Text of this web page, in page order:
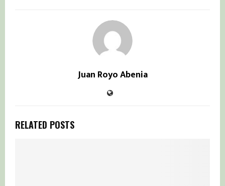
Juan Royo Abenia
RELATED POSTS